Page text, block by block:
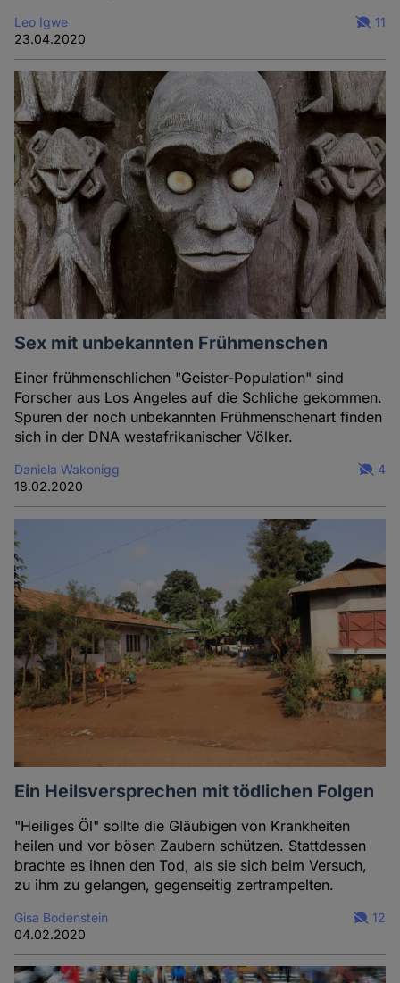
Leo Igwe
23.04.2020
11
Sex mit unbekannten Frühmenschen
Einer frühmenschlichen "Geister-Population" sind
Forscher aus Los Angeles auf die Schliche gekommen.
Spuren der noch unbekannten Frühmenschenart finden
sich in der DNA westafrikanischer Völker.
Daniela Wakonigg
18.02.2020
4
Ein Heilsversprechen mit tödlichen Folgen
"Heiliges Öl" sollte die Gläubigen von Krankheiten
heilen und vor bösen Zaubern schützen. Stattdessen
brachte es ihnen den Tod, als sie sich beim Versuch,
zu ihm zu gelangen, gegenseitig zertrampelten.
Gisa Bodenstein
04.02.2020
12